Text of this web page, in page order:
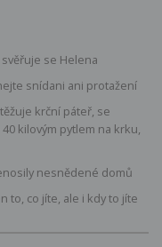
se Helena
snídani ani protažení
krční páteř, se
kilovým pytlem na krku,
nesnědené domů
to, co jíte, ale i kdy to jíte